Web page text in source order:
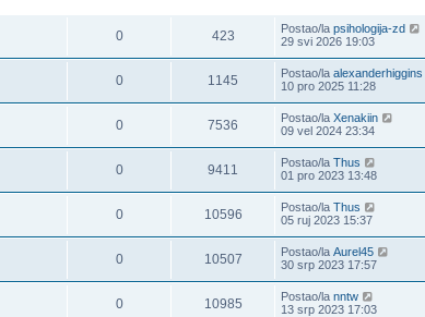
0 423 Postao/la psihologija-zd
29 svi 2026 19:03
0 1145 Postao/la alexanderhiggins
10 pro 2025 11:28
0 7536 Postao/la Xenakiin
09 vel 2024 23:34
0 9411 Postao/la Thus
01 pro 2023 13:48
0 10596 Postao/la Thus
05 ruj 2023 15:37
0 10507 Postao/la Aurel45
30 srp 2023 17:57
0 10985 Postao/la nntw
13 srp 2023 17:03